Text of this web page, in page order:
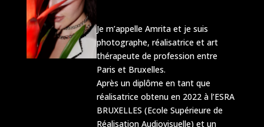
Je m’appelle Amrita et je suis
photographe, réalisatrice et art
thérapeute de profession entre
Paris et Bruxelles.
Après un diplôme en tant que
réalisatrice obtenu en 2022 à l’ESRA
BRUXELLES (Ecole Supérieure de
Réalisation Audiovisuelle) et un